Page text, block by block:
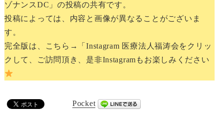
ゾナンスDC」の投稿の共有です。
投稿によっては、内容と画像が異なることがございま
す。
完全版は、こちら→「Instagram 医療法人福涛会をクリッ
クして、ご訪問頂き、是非Instagramもお楽しみください
Pocket